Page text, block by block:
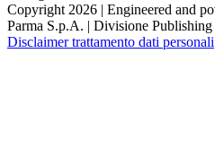
Copyright 2026 | Engineered and
Parma S.p.A. | Divisione
Disclaimer trattamento dati personali